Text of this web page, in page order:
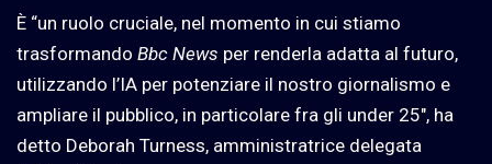
È “un ruolo cruciale, nel momento in cui stiamo
trasformando Bbc News per renderla adatta al futuro,
utilizzando l’IA per potenziare il nostro giornalismo e
ampliare il pubblico, in particolare fra gli under 25″, ha
detto Deborah Turness, amministratrice delegata